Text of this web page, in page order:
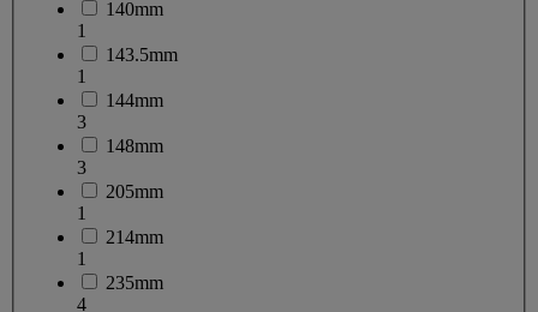
140mm
1
143.5mm
1
144mm
3
148mm
3
205mm
1
214mm
1
235mm
4